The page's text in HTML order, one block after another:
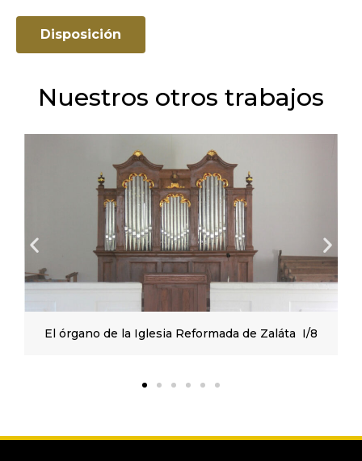
Disposición
Nuestros otros trabajos
El órgano de la Iglesia Reformada de Zaláta I/8